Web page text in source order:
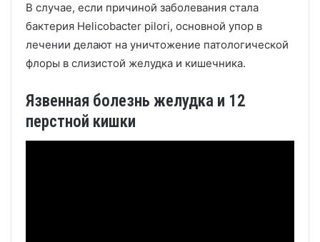
В случае, если причиной заболевания стала
бактерия Helicobacter pilori, основной упор в
лечении делают на уничтожение патологической
флоры в слизистой желудка и кишечника.
Язвенная болезнь желудка и 12
перстной кишки